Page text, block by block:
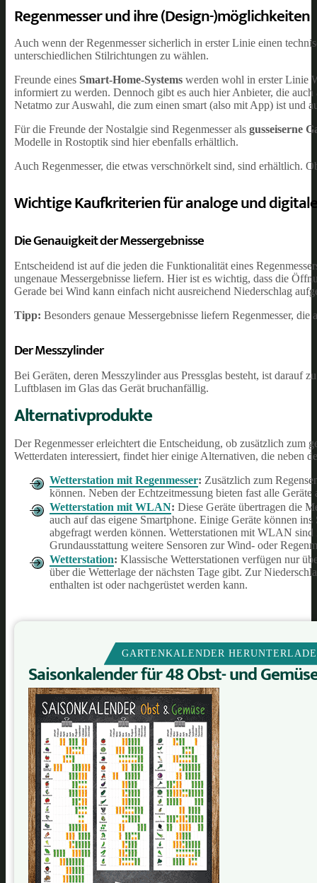
Regenmesser und ihre (Design-)möglichkeiten
Auch wenn der Regenmesser sicherlich in erster Linie einen
unterschiedlichen Stilrichtungen zu wählen.
Freunde eines Smart-Home-Systems werden wohl in erster Linie
informiert zu werden. Dennoch gibt es auch hier Anbieter, die
Netatmo zur Auswahl, die zum einen smart (also mit App) ist und
Für die Freunde der Nostalgie sind Regenmesser als gusseiserne
Modelle in Rostoptik sind hier ebenfalls erhältlich.
Auch Regenmesser, die etwas verschnörkelt sind, sind erhältlich.
Wichtige Kaufkriterien für analoge und
Die Genauigkeit der Messergebnisse
Entscheidend ist auf die jeden die Funktionalität eines
ungenaue Messergebnisse liefern. Hier ist es wichtig, dass die
Gerade bei Wind kann einfach nicht ausreichend Niederschlag
Tipp: Besonders genaue Messergebnisse liefern Regenmesser,
Der Messzylinder
Bei Geräten, deren Messzylinder aus Pressglas besteht, ist darauf
Luftblasen im Glas das Gerät bruchanfällig.
Alternativprodukte
Der Regenmesser erleichtert die Entscheidung, ob zusätzlich zum
Wetterdaten interessiert, findet hier einige Alternativen, die neben
Wetterstation mit Regenmesser: Zusätzlich zum
können. Neben der Echtzeitmessung bieten fast alle
Wetterstation mit WLAN: Diese Geräte übertragen die
auch auf das eigene Smartphone. Einige Geräte können
abgefragt werden können. Wetterstationen mit WLAN
Grundausstattung weitere Sensoren zur Wind- oder
Wetterstation: Klassische Wetterstationen verfügen nur
über die Wetterlage der nächsten Tage gibt. Zur
enthalten ist oder nachgerüstet werden kann.
GARTENKALENDER
Saisonkalender für 48 Obst- und